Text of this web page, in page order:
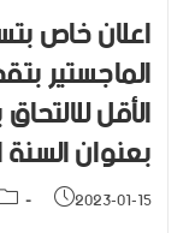
اعلان خاص
الماجستير
الأقل
بعنوان السنة
2023-01-15